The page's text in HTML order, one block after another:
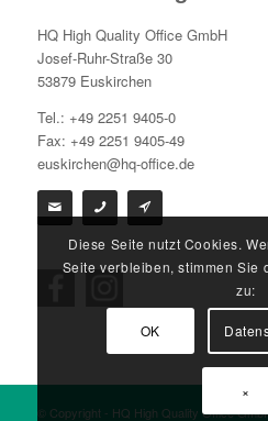
HQ High Quality Office GmbH
Josef-Ruhr-Straße 30
53879 Euskirchen
Tel.: +49 2251 9405-0
Fax: +49 2251 9405-49
euskirchen@hq-office.de
© Copyright - HQ High Quality Office
Diese Seite nutzt Cookies.
Seite verbleiben, stimmen Sie
zu:
OK
×